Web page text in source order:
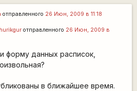
отправленного 26 Июн, 2009 в 11:18
отправленного 26 Июн, 2009 в
форму данных расписок,
в ближайшее время.